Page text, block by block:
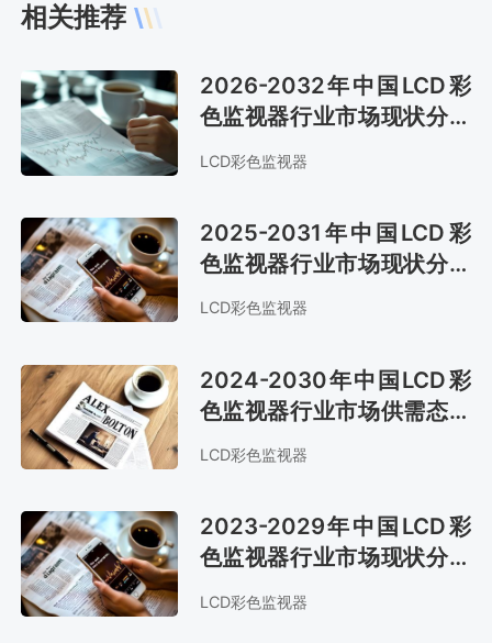
相关推荐
2026-2032年中国LCD彩
色监视器行业市场现状分析
LCD彩色监视器
2025-2031年中国LCD彩
色监视器行业市场现状分析
及市场趋势预测报告
LCD彩色监视器
2024-2030年中国LCD彩
色监视器行业市场供需态势
及发展战略咨询报告
LCD彩色监视器
2023-2029年中国LCD彩
色监视器行业市场现状分析
及发展战略咨询报告
LCD彩色监视器